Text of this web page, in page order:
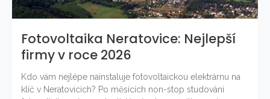
Fotovoltaika Neratovice: Nejlepší
firmy v roce 2026
Kdo vám nejlépe nainstaluje fotovoltaickou elektrárnu na
klíč v Neratovicích? Po měsících non-stop studování